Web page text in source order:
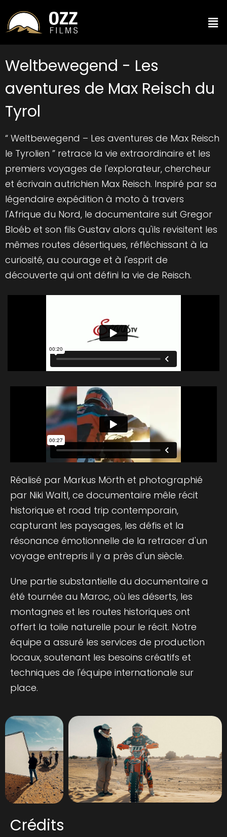
Weltbewegend - Les
aventures de Max Reisch du
Tyrol
“ Weltbewegend – Les aventures de Max Reisch
le Tyrolien ” retrace la vie extraordinaire et les
premiers voyages de l'explorateur, chercheur
et écrivain autrichien Max Reisch. Inspiré par sa
légendaire expédition à moto à travers
l'Afrique du Nord, le documentaire suit Gregor
Bloéb et son fils Gustav alors qu'ils revisitent les
mêmes routes désertiques, réfléchissant à la
curiosité, au courage et à l'esprit de
découverte qui ont défini la vie de Reisch.
Réalisé par Markus Mörth et photographié
par Niki Waltl, ce documentaire mêle récit
historique et road trip contemporain,
capturant les paysages, les défis et la
résonance émotionnelle de la retracer d'un
voyage entrepris il y a près d'un siècle.
Une partie substantielle du documentaire a
été tournée au Maroc, où les déserts, les
montagnes et les routes historiques ont
offert la toile naturelle pour le récit. Notre
équipe a assuré les services de production
locaux, soutenant les besoins créatifs et
techniques de l'équipe internationale sur
place.
Crédits